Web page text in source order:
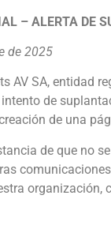
y aunque,
sinergias,
– ALERTA DE
de 2025
AV SA, entidad
de
de una
de que no
organización,